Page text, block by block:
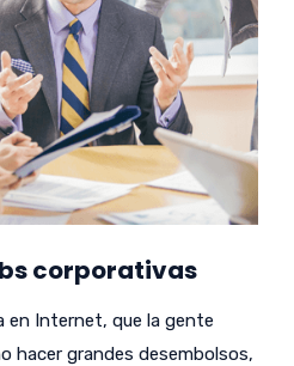
corporativas
en Internet, que la gente
hacer grandes desembolsos,